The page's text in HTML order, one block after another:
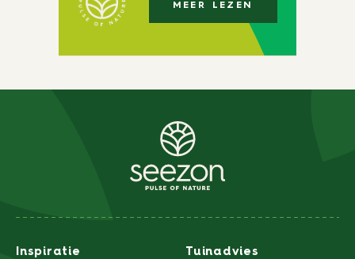
MEER LEZEN
Inspiratie Tuinadvies